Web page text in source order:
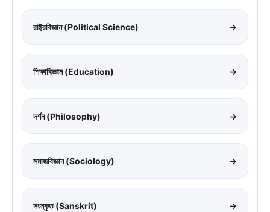
রাষ্ট্রবিজ্ঞান (Political Science) →
শিক্ষাবিজ্ঞান (Education) →
দর্শন (Philosophy) →
সমাজবিজ্ঞান (Sociology) →
সংস্কৃত (Sanskrit) →